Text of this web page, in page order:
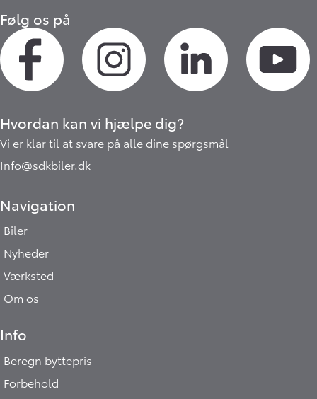
Følg os på
Hvordan kan vi hjælpe dig?
Vi er klar til at svare på alle dine spørgsmål
Info@sdkbiler.dk
Navigation
Biler
Nyheder
Værksted
Om os
Info
Beregn byttepris
Forbehold